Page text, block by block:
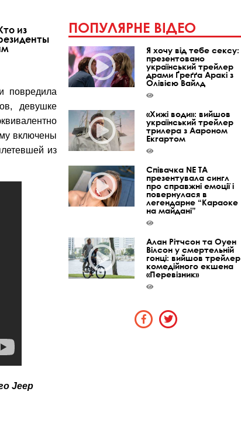
из
повредила
девушке
включены
из
Jeep
ПОПУЛЯРНЕ ВІДЕО
Я хочу від тебе сексу:
презентовано
український трейлер
драми Ґреґґа Аракі з
Олівією Вайлд
«Хижі води»: вийшов
український трейлер
трилера з Аароном
Екгартом
Співачка NE TA
презентувала сингл
про справжні емоції і
повернулася в
легендарне “Караоке
на майдані”
Алан Рітчсон та Оуен
Вілсон у смертельній
гонці: вийшов трейлер
комедійного екшена
«Перевізник»